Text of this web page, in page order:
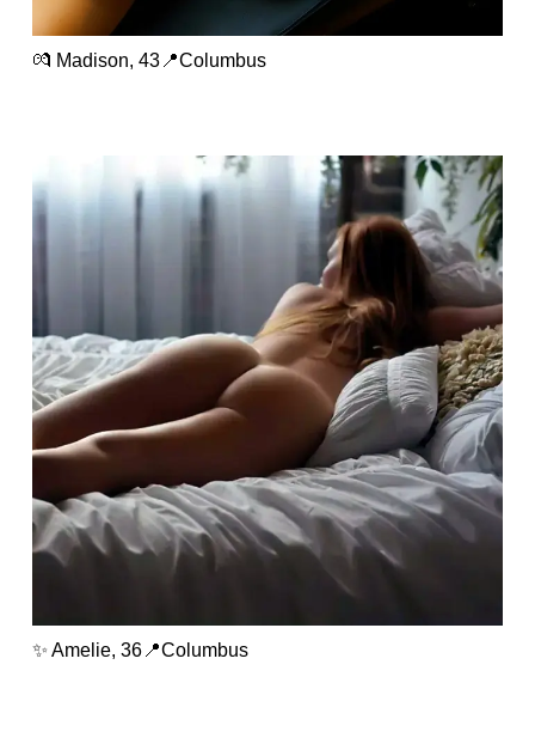
💏 Madison, 43📍Columbus
✨ Amelie, 36📍Columbus